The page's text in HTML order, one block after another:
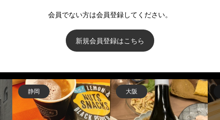
会員でない方は会員登録してください。
新規会員登録はこちら
静岡 大阪